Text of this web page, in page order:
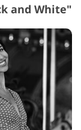
and White"